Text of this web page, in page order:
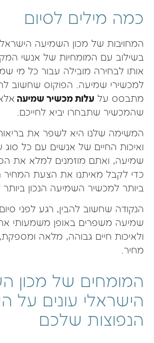
כמה מילים לסיום
המחויבות של מכון השמיעה
בשילוב עם המומחיות של אנשי
אותו לבחירה מובילה עבור כל מי
למכשירי שמיעה. הפוקוס שחשוב
מתבסס על עלות מכשיר שמיעה
שהמכשיר שתבחרו יביא לחייכם.
המשימה שלנו היא לשפר את
ואיכות החיים של אנשים עם כל סוג
שמיעה, ואתם מוזמנים למלא את
כדי לקבל מאיתנו את הצעת
ביותר למכשיר השמיעה הנכון
הנקודה שחשוב להבין, רגע לפני
שמיעה משפרים באופן משמעותי
ולאיכות חיים גבוהה, מלאה
מחיר.
המומחים של מכון
הישראלי עונים על
הנפוצות שלכם